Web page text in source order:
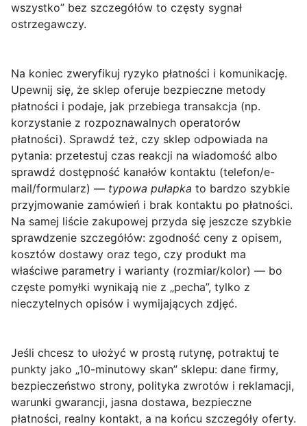
wszystko” bez szczegółów to częsty sygnał
ostrzegawczy.
Na koniec zweryfikuj ryzyko płatności i komunikację.
Upewnij się, że sklep oferuje bezpieczne metody
płatności i podaje, jak przebiega transakcja (np.
korzystanie z rozpoznawalnych operatorów
płatności). Sprawdź też, czy sklep odpowiada na
pytania: przetestuj czas reakcji na wiadomość albo
sprawdź dostępność kanałów kontaktu (telefon/e-
mail/formularz) — typowa pułapka to bardzo szybkie
przyjmowanie zamówień i brak kontaktu po płatności.
Na samej liście zakupowej przyda się jeszcze szybkie
sprawdzenie szczegółów: zgodność ceny z opisem,
kosztów dostawy oraz tego, czy produkt ma
właściwe parametry i warianty (rozmiar/kolor) — bo
częste pomyłki wynikają nie z „pecha”, tylko z
nieczytelnych opisów i wymijających zdjęć.
Jeśli chcesz to ułożyć w prostą rutynę, potraktuj te
punkty jako „10-minutowy skan” sklepu: dane firmy,
bezpieczeństwo strony, polityka zwrotów i reklamacji,
warunki gwarancji, jasna dostawa, bezpieczne
płatności, realny kontakt, a na końcu szczegóły oferty.